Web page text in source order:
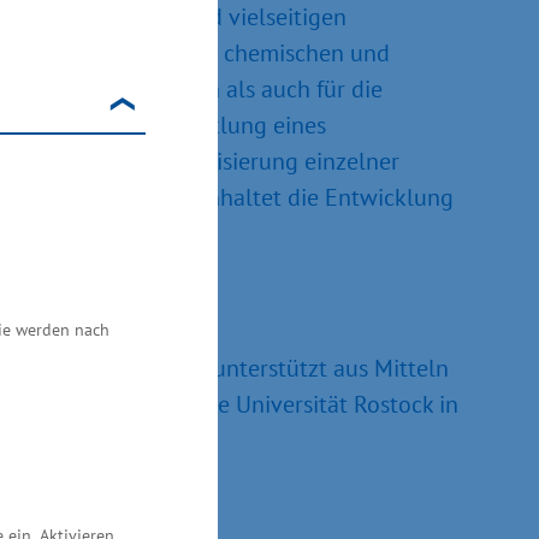
werden nach
robusten und vielseitigen
und ihrer chemischen und
und Gefahrstoffen als auch für die
die Entwicklung eines
Charakterisierung einzelner
Rostock beinhaltet die Entwicklung
unterstützt aus Mitteln
Euro und die Universität Rostock in